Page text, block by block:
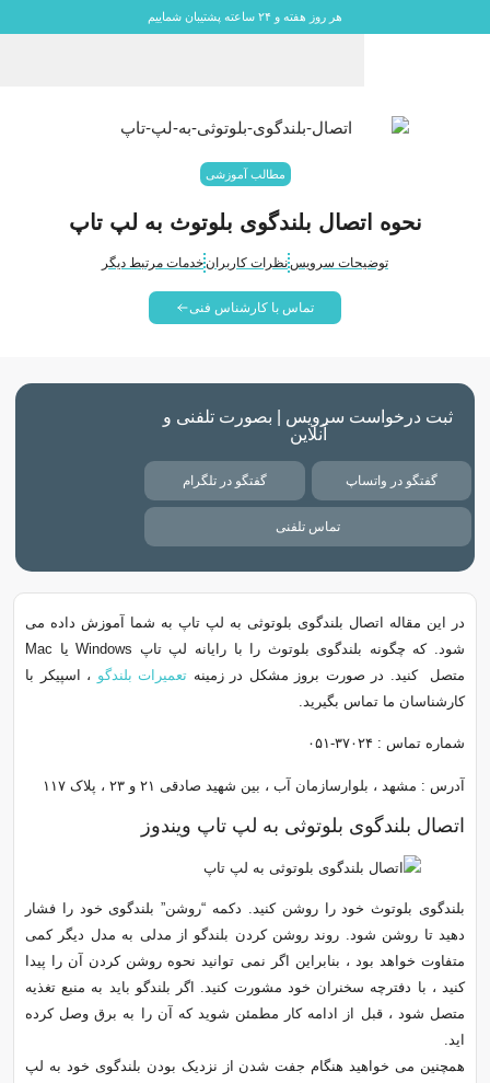
هر روز هفته و ۲۴ ساعته پشتیبان شماییم
مطالب آموزشی
نحوه اتصال بلندگوی بلوتوث به لپ تاپ
توضیحات سرویسنظرات کاربرانخدمات مرتبط دیگر
تماس با کارشناس فنی
ثبت درخواست سرویس | بصورت تلفنی و
آنلاین
گفتگو در واتساپ گفتگو در تلگرام
تماس تلفنی
در این مقاله اتصال بلندگوی بلوتوثی به لپ تاپ به شما آموزش داده می
شود. که چگونه بلندگوی بلوتوث را با رایانه لپ تاپ Windows یا Mac
متصل کنید. در صورت بروز مشکل در زمینه تعمیرات بلندگو ، اسپیکر با
کارشناسان ما تماس بگیرید.
شماره تماس : ۳۷۰۲۴-۰۵۱
آدرس : مشهد ، بلوارسازمان آب ، بین شهید صادقی ۲۱ و ۲۳ ، پلاک ۱۱۷
اتصال بلندگوی بلوتوثی به لپ تاپ ویندوز
بلندگوی بلوتوث خود را روشن کنید. دکمه “روشن” بلندگوی خود را فشار
دهید تا روشن شود. روند روشن کردن بلندگو از مدلی به مدل دیگر کمی
متفاوت خواهد بود ، بنابراین اگر نمی توانید نحوه روشن کردن آن را پیدا
کنید ، با دفترچه سخنران خود مشورت کنید. اگر بلندگو باید به منبع تغذیه
متصل شود ، قبل از ادامه کار مطمئن شوید که آن را به برق وصل کرده
اید.
همچنین می خواهید هنگام جفت شدن از نزدیک بودن بلندگوی خود به لپ